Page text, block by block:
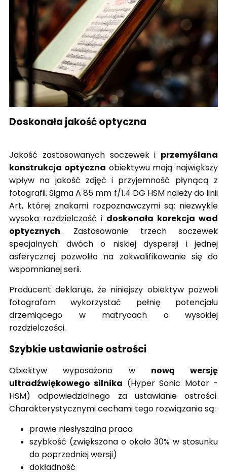
Doskonała jakość optyczna
Jakość zastosowanych soczewek i przemyślana
konstrukcja optyczna obiektywu mają największy
wpływ na jakość zdjęć i przyjemność płynącą z
fotografii. Sigma A 85 mm f/1.4 DG HSM należy do linii
Art, której znakami rozpoznawczymi są: niezwykle
wysoka rozdzielczość i doskonała korekcja wad
optycznych. Zastosowanie trzech soczewek
specjalnych: dwóch o niskiej dyspersji i jednej
asferycznej pozwoliło na zakwalifikowanie się do
wspomnianej serii.
Producent deklaruje, że niniejszy obiektyw pozwoli
fotografom wykorzystać pełnię potencjału
drzemiącego w matrycach o wysokiej
rozdzielczości.
Szybkie ustawianie ostrości
Obiektyw wyposażono w nową wersję
ultradźwiękowego silnika (Hyper Sonic Motor -
HSM) odpowiedzialnego za ustawianie ostrości.
Charakterystycznymi cechami tego rozwiązania są:
prawie niesłyszalna praca
szybkość (zwiększona o około 30% w stosunku
do poprzedniej wersji)
dokładność